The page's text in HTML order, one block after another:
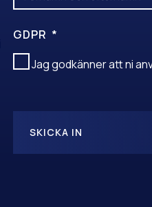
GDPR
Jag godkänner att ni
SKICKA IN